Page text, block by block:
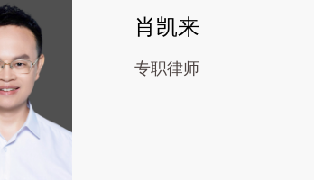
肖凯来
专职律师